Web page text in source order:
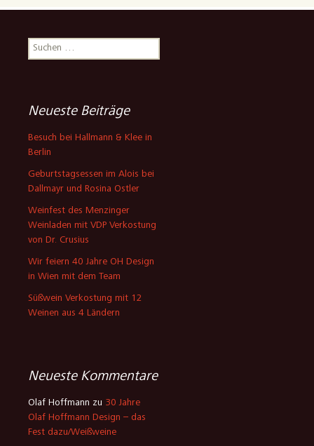
Suchen
nach:
Neueste Beiträge
Besuch bei Hallmann & Klee in
Berlin
Geburtstagsessen im Alois bei
Dallmayr und Rosina Ostler
Weinfest des Menzinger
Weinladen mit VDP Verkostung
von Dr. Crusius
Wir feiern 40 Jahre OH Design
in Wien mit dem Team
Süßwein Verkostung mit 12
Weinen aus 4 Ländern
Neueste Kommentare
Olaf Hoffmann zu 30 Jahre
Olaf Hoffmann Design – das
Fest dazu/Weißweine